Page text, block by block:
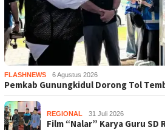
FLASHNEWS 6 Agustus 2026
Pemkab Gunungkidul Dorong Tol
REGIONAL 31 Juli 2026
Film “Nalar” Karya Guru SD